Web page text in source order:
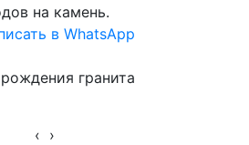
на камень.
в WhatsApp
гранита
‹ ›